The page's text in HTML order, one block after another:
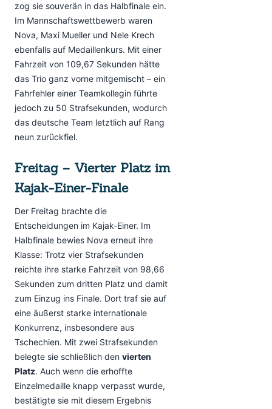
zog sie souverän in das Halbfinale ein.
Im Mannschaftswettbewerb waren
Nova, Maxi Mueller und Nele Krech
ebenfalls auf Medaillenkurs. Mit einer
Fahrzeit von 109,67 Sekunden hätte
das Trio ganz vorne mitgemischt – ein
Fahrfehler einer Teamkollegin führte
jedoch zu 50 Strafsekunden, wodurch
das deutsche Team letztlich auf Rang
neun zurückfiel.
Freitag – Vierter Platz im
Kajak-Einer-Finale
Der Freitag brachte die
Entscheidungen im Kajak-Einer. Im
Halbfinale bewies Nova erneut ihre
Klasse: Trotz vier Strafsekunden
reichte ihre starke Fahrzeit von 98,66
Sekunden zum dritten Platz und damit
zum Einzug ins Finale. Dort traf sie auf
eine äußerst starke internationale
Konkurrenz, insbesondere aus
Tschechien. Mit zwei Strafsekunden
belegte sie schließlich den vierten
Platz. Auch wenn die erhoffte
Einzelmedaille knapp verpasst wurde,
bestätigte sie mit diesem Ergebnis